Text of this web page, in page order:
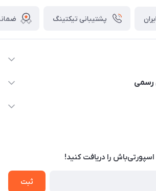
پشتیبانی تیکتینگ
رسمی
را دریافت کنید!
ثبت